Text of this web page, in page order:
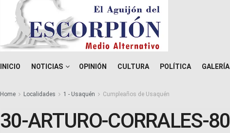
INICIO NOTICIAS OPINIÓN CULTURA POLÍTICA GALERÍA
Home Localidades 1 - Usaquén Cumpleaños de Usaquén
30-ARTURO-CORRALES-80